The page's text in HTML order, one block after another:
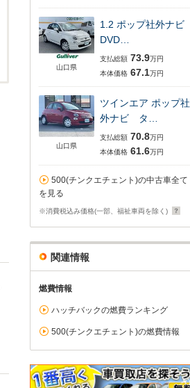
山口県
1.2 ポップ社外ナビ
DVD…
支払総額 73.9万円
本体価格 67.1万円
山口県
ツインエア ポップ社
外ナビ タ…
支払総額 70.8万円
本体価格 61.6万円
500(チンクエチェント)の中古車全て
を見る
※消費税込み価格(一部、福祉車両を除く)
関連情報
燃費情報
ハッチバックの燃費ランキング
500(チンクエチェント)の燃費情報